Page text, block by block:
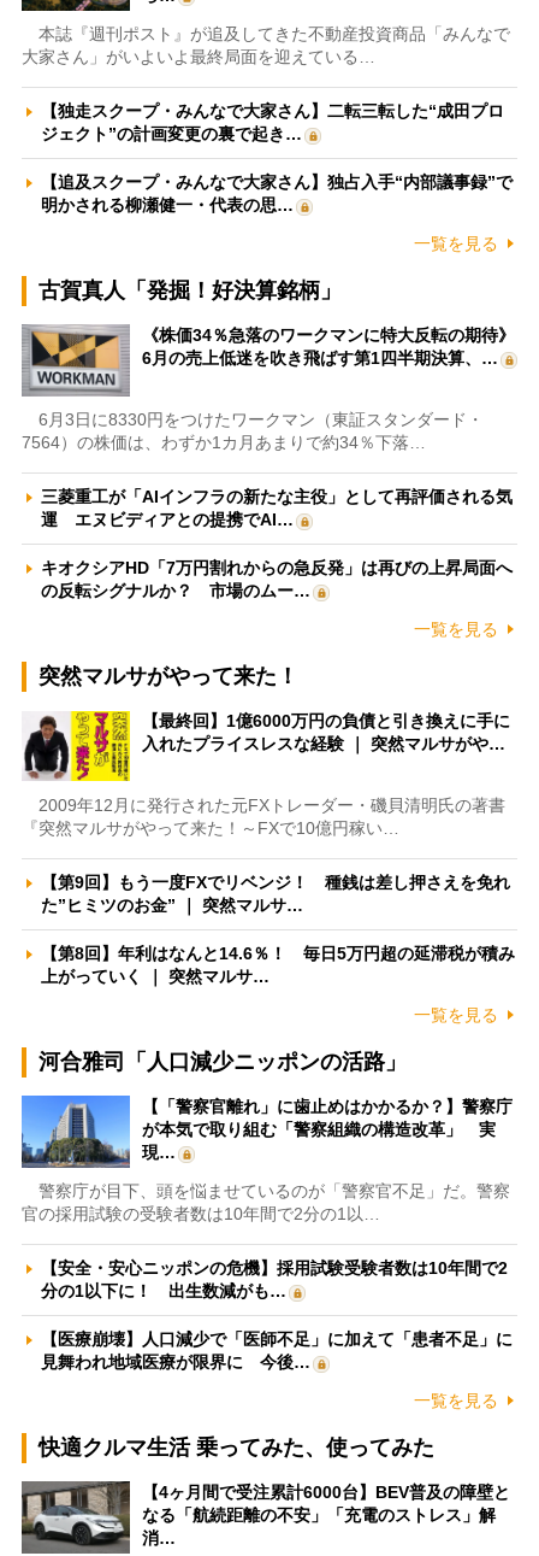
本誌『週刊ポスト』が追及してきた不動産投資商品「みんなで
大家さん」がいよいよ最終局面を迎えている…
【独走スクープ・みんなで大家さん】二転三転した“成田プロ
ジェクト”の計画変更の裏で起き…
【追及スクープ・みんなで大家さん】独占入手“内部議事録”で
明かされる柳瀬健一・代表の思…
一覧を見る
古賀真人「発掘！好決算銘柄」
《株価34％急落のワークマンに特大反転の期待》
6月の売上低迷を吹き飛ばす第1四半期決算、…
6月3日に8330円をつけたワークマン（東証スタンダード・
7564）の株価は、わずか1カ月あまりで約34％下落…
三菱重工が「AIインフラの新たな主役」として再評価される気
運 エヌビディアとの提携でAI…
キオクシアHD「7万円割れからの急反発」は再びの上昇局面へ
の反転シグナルか？ 市場のムー…
一覧を見る
突然マルサがやって来た！
【最終回】1億6000万円の負債と引き換えに手に
入れたプライスレスな経験 ｜ 突然マルサがや…
2009年12月に発行された元FXトレーダー・磯貝清明氏の著書
『突然マルサがやって来た！～FXで10億円稼い…
【第9回】もう一度FXでリベンジ！ 種銭は差し押さえを免れ
た”ヒミツのお金” ｜ 突然マルサ…
【第8回】年利はなんと14.6％！ 毎日5万円超の延滞税が積み
上がっていく ｜ 突然マルサ…
一覧を見る
河合雅司「人口減少ニッポンの活路」
【「警察官離れ」に歯止めはかかるか？】警察庁
が本気で取り組む「警察組織の構造改革」 実
現…
警察庁が目下、頭を悩ませているのが「警察官不足」だ。警察
官の採用試験の受験者数は10年間で2分の1以…
【安全・安心ニッポンの危機】採用試験受験者数は10年間で2
分の1以下に！ 出生数減がも…
【医療崩壊】人口減少で「医師不足」に加えて「患者不足」に
見舞われ地域医療が限界に 今後…
一覧を見る
快適クルマ生活 乗ってみた、使ってみた
【4ヶ月間で受注累計6000台】BEV普及の障壁と
なる「航続距離の不安」「充電のストレス」解
消…